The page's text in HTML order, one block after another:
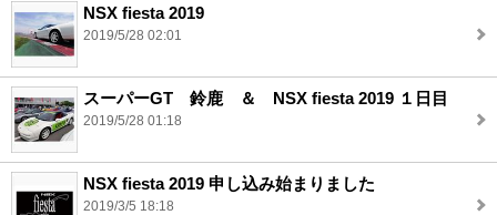
NSX fiesta 2019
2019/5/28 02:01
スーパーGT 鈴鹿 ＆ NSX fiesta 2019 １日目
2019/5/28 01:18
NSX fiesta 2019 申し込み始まりました
2019/3/5 18:18